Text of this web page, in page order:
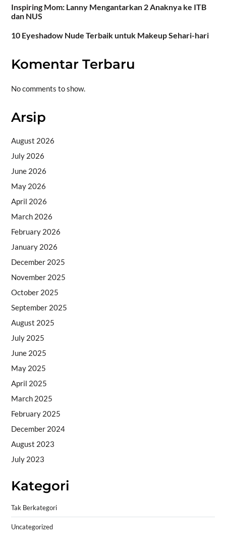
Inspiring Mom: Lanny Mengantarkan 2 Anaknya ke ITB
dan NUS
10 Eyeshadow Nude Terbaik untuk Makeup Sehari-hari
Komentar Terbaru
No comments to show.
Arsip
August 2026
July 2026
June 2026
May 2026
April 2026
March 2026
February 2026
January 2026
December 2025
November 2025
October 2025
September 2025
August 2025
July 2025
June 2025
May 2025
April 2025
March 2025
February 2025
December 2024
August 2023
July 2023
Kategori
Tak Berkategori
Uncategorized